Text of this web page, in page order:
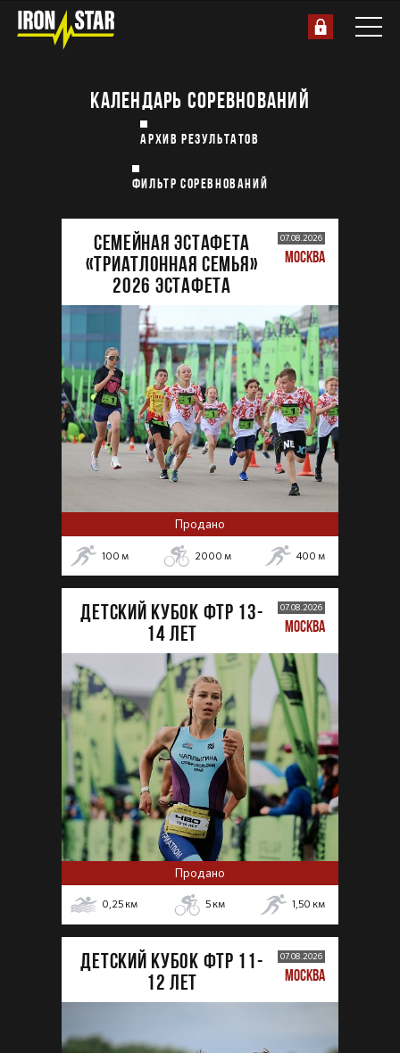
КАЛЕНДАРЬ СОРЕВНОВАНИЙ
АРХИВ РЕЗУЛЬТАТОВ
ФИЛЬТР СОРЕВНОВАНИЙ
Семейная эстафета
«Триатлонная семья»
2026 Эстафета
07.08.2026
МОСКВА
Продано
100 м 2000 м 400 м
ДЕТСКИЙ КУБОК ФТР 13-
14 лет
07.08.2026
МОСКВА
Продано
0,25 км 5 км 1,50 км
ДЕТСКИЙ КУБОК ФТР 11-
12 лет
07.08.2026
МОСКВА